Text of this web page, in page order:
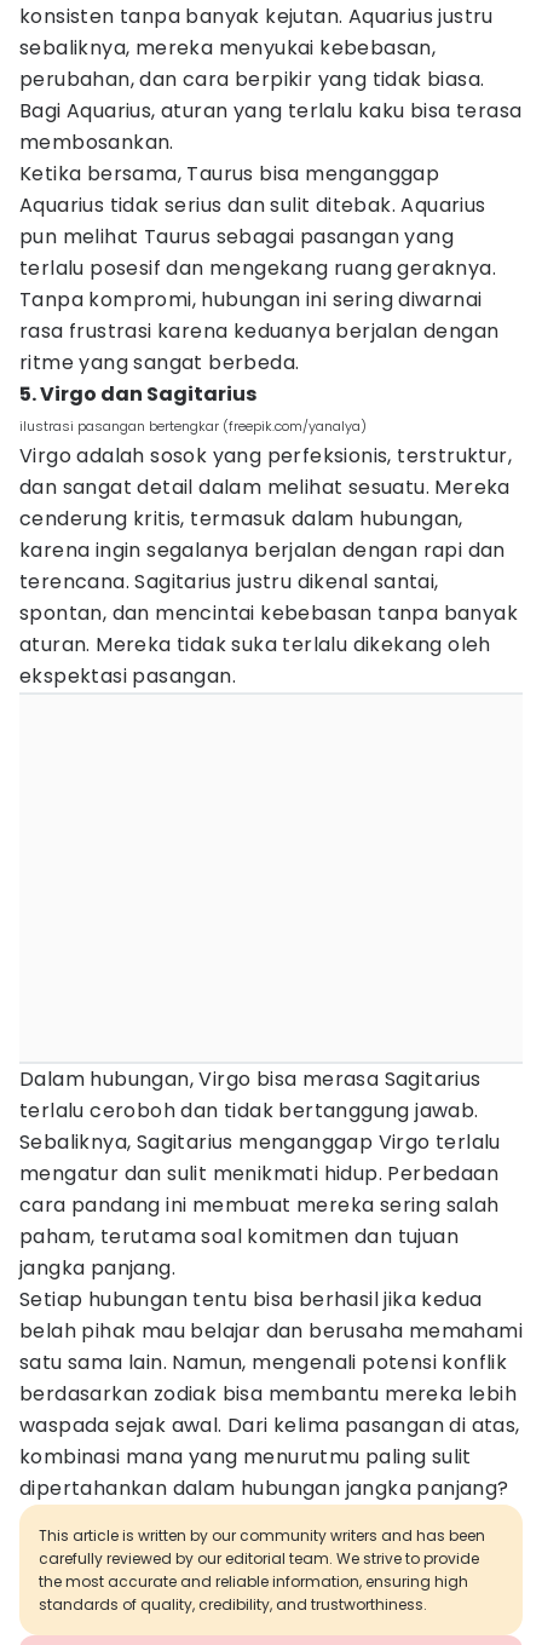
konsisten tanpa banyak kejutan. Aquarius justru
sebaliknya, mereka menyukai kebebasan,
perubahan, dan cara berpikir yang tidak biasa.
Bagi Aquarius, aturan yang terlalu kaku bisa terasa
membosankan.
Ketika bersama, Taurus bisa menganggap
Aquarius tidak serius dan sulit ditebak. Aquarius
pun melihat Taurus sebagai pasangan yang
terlalu posesif dan mengekang ruang geraknya.
Tanpa kompromi, hubungan ini sering diwarnai
rasa frustrasi karena keduanya berjalan dengan
ritme yang sangat berbeda.
5. Virgo dan Sagitarius
ilustrasi pasangan bertengkar (freepik.com/yanalya)
Virgo adalah sosok yang perfeksionis, terstruktur,
dan sangat detail dalam melihat sesuatu. Mereka
cenderung kritis, termasuk dalam hubungan,
karena ingin segalanya berjalan dengan rapi dan
terencana. Sagitarius justru dikenal santai,
spontan, dan mencintai kebebasan tanpa banyak
aturan. Mereka tidak suka terlalu dikekang oleh
ekspektasi pasangan.
Dalam hubungan, Virgo bisa merasa Sagitarius
terlalu ceroboh dan tidak bertanggung jawab.
Sebaliknya, Sagitarius menganggap Virgo terlalu
mengatur dan sulit menikmati hidup. Perbedaan
cara pandang ini membuat mereka sering salah
paham, terutama soal komitmen dan tujuan
jangka panjang.
Setiap hubungan tentu bisa berhasil jika kedua
belah pihak mau belajar dan berusaha memahami
satu sama lain. Namun, mengenali potensi konflik
berdasarkan zodiak bisa membantu mereka lebih
waspada sejak awal. Dari kelima pasangan di atas,
kombinasi mana yang menurutmu paling sulit
dipertahankan dalam hubungan jangka panjang?
This article is written by our community writers and has been
carefully reviewed by our editorial team. We strive to provide
the most accurate and reliable information, ensuring high
standards of quality, credibility, and trustworthiness.